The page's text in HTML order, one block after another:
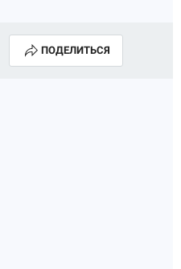
ПОДЕЛИТЬСЯ